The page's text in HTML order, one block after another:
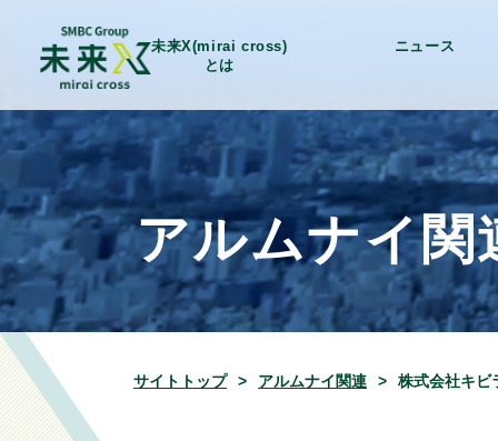
未来X(mirai cross)
とは
ニュース
アルムナイ関
サイトトップ アルムナイ関連 株式会社キビ